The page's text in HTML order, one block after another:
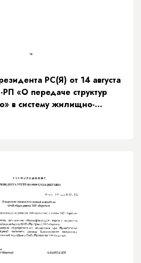
РС(Я) от 14 августа
«О передаче структур
в систему жилищно-